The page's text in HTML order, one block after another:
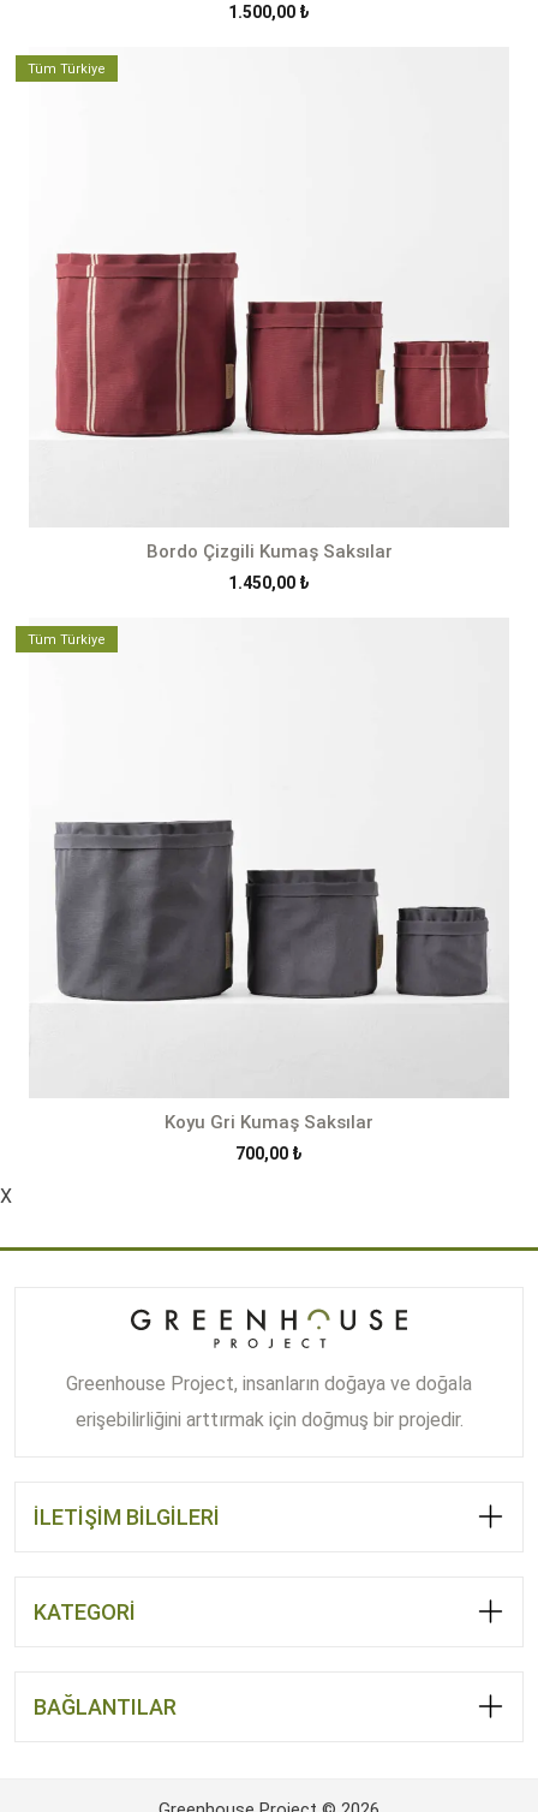
1.500,00 ₺
Tüm Türkiye
Bordo Çizgili Kumaş Saksılar
1.450,00 ₺
Tüm Türkiye
Koyu Gri Kumaş Saksılar
700,00 ₺
X
Greenhouse Project, insanların doğaya ve doğala
erişebilirliğini arttırmak için doğmuş bir projedir.
İLETİŞİM BİLGİLERİ
KATEGORİ
BAĞLANTILAR